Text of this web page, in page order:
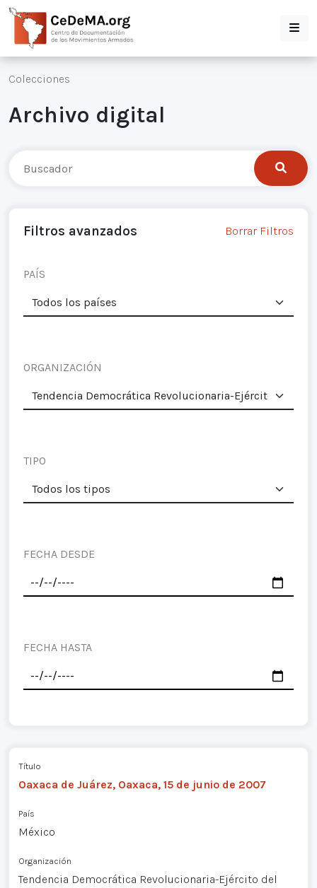
Colecciones
Archivo digital
Filtros avanzados Borrar Filtros
PAÍS
ORGANIZACIÓN
TIPO
FECHA DESDE
FECHA HASTA
Título
Oaxaca de Juárez, Oaxaca, 15 de junio de 2007
País
México
Organización
Tendencia Democrática Revolucionaria-Ejército del